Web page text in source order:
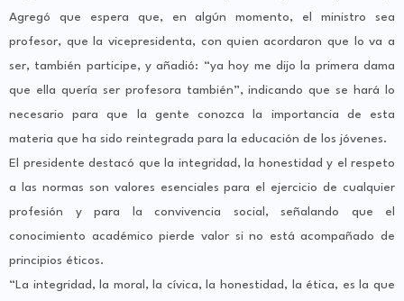
Agregó que espera que, en algún momento, el ministro sea
profesor, que la vicepresidenta, con quien acordaron que lo va a
ser, también participe, y añadió: “ya hoy me dijo la primera dama
que ella quería ser profesora también”, indicando que se hará lo
necesario para que la gente conozca la importancia de esta
materia que ha sido reintegrada para la educación de los jóvenes.
El presidente destacó que la integridad, la honestidad y el respeto
a las normas son valores esenciales para el ejercicio de cualquier
profesión y para la convivencia social, señalando que el
conocimiento académico pierde valor si no está acompañado de
principios éticos.
“La integridad, la moral, la cívica, la honestidad, la ética, es la que